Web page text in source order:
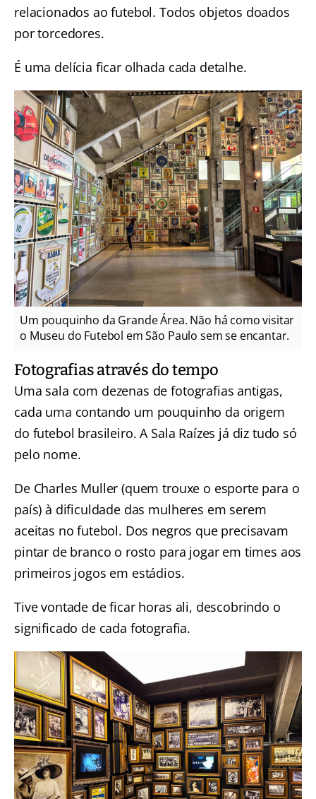
relacionados ao futebol. Todos objetos doados
por torcedores.
É uma delícia ficar olhada cada detalhe.
Um pouquinho da Grande Área. Não há como visitar
o Museu do Futebol em São Paulo sem se encantar.
Fotografias através do tempo
Uma sala com dezenas de fotografias antigas,
cada uma contando um pouquinho da origem
do futebol brasileiro. A Sala Raízes já diz tudo só
pelo nome.
De Charles Muller (quem trouxe o esporte para o
país) à dificuldade das mulheres em serem
aceitas no futebol. Dos negros que precisavam
pintar de branco o rosto para jogar em times aos
primeiros jogos em estádios.
Tive vontade de ficar horas ali, descobrindo o
significado de cada fotografia.